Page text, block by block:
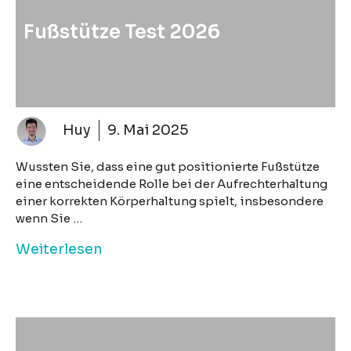
Fußstütze Test 2026
Huy 9. Mai 2025
Wussten Sie, dass eine gut positionierte Fußstütze
eine entscheidende Rolle bei der Aufrechterhaltung
einer korrekten Körperhaltung spielt, insbesondere
wenn Sie …
Weiterlesen